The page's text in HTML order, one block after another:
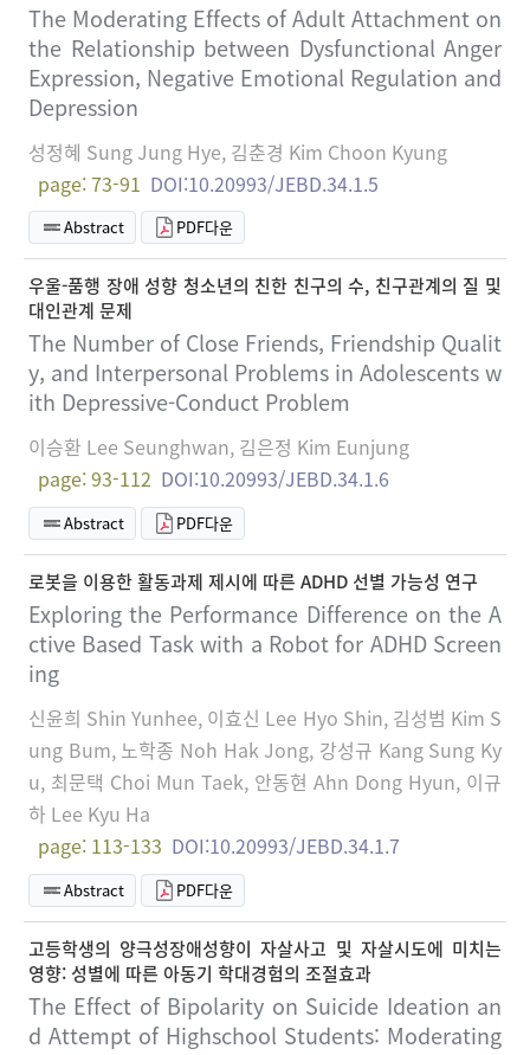
The Moderating Effects of Adult Attachment on
the Relationship between Dysfunctional Anger
Expression, Negative Emotional Regulation and
Depression
성정혜 Sung Jung Hye, 김춘경 Kim Choon Kyung
page: 73-91 DOI:10.20993/JEBD.34.1.5
Abstract PDF다운
우울-품행 장애 성향 청소년의 친한 친구의 수, 친구관계의 질 및
대인관계 문제
The Number of Close Friends, Friendship Qualit
y, and Interpersonal Problems in Adolescents w
ith Depressive-Conduct Problem
이승환 Lee Seunghwan, 김은정 Kim Eunjung
page: 93-112 DOI:10.20993/JEBD.34.1.6
Abstract PDF다운
로봇을 이용한 활동과제 제시에 따른 ADHD 선별 가능성 연구
Exploring the Performance Difference on the A
ctive Based Task with a Robot for ADHD Screen
ing
신윤희 Shin Yunhee, 이효신 Lee Hyo Shin, 김성범 Kim S
ung Bum, 노학종 Noh Hak Jong, 강성규 Kang Sung Ky
u, 최문택 Choi Mun Taek, 안동현 Ahn Dong Hyun, 이규
하 Lee Kyu Ha
page: 113-133 DOI:10.20993/JEBD.34.1.7
Abstract PDF다운
고등학생의 양극성장애성향이 자살사고 및 자살시도에 미치는
영향: 성별에 따른 아동기 학대경험의 조절효과
The Effect of Bipolarity on Suicide Ideation an
d Attempt of Highschool Students: Moderating